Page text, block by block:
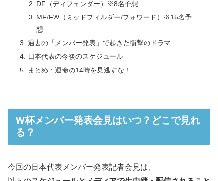
DF（ディフェンダー）※8名予想
MF/FW（ミッドフィルダー/フォワード）※15名予
想
過去の「メンバー発表」で起きた衝撃のドラマ
日本代表の今後のスケジュール
まとめ：運命の14時を見逃すな！
W杯メンバー発表会見はいつ？どこで見れ
る？
今回の日本代表メンバー発表記者会見は、